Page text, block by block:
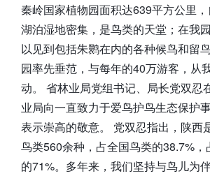
秦岭国家植物园面积达639平方公里，
湖泊湿地密集，是鸟类的天堂；在我
以见到包括朱鹮在内的各种候鸟和留
园率先垂范，与每年的40万游客，从
动。 省林业局党组书记、局长党双忍
业局向一直致力于爱鸟护鸟生态保护
表示崇高的敬意。 党双忍指出，陕西
鸟类560余种，占全国鸟类的38.7%，
的71%。多年来，我们坚持与鸟儿为